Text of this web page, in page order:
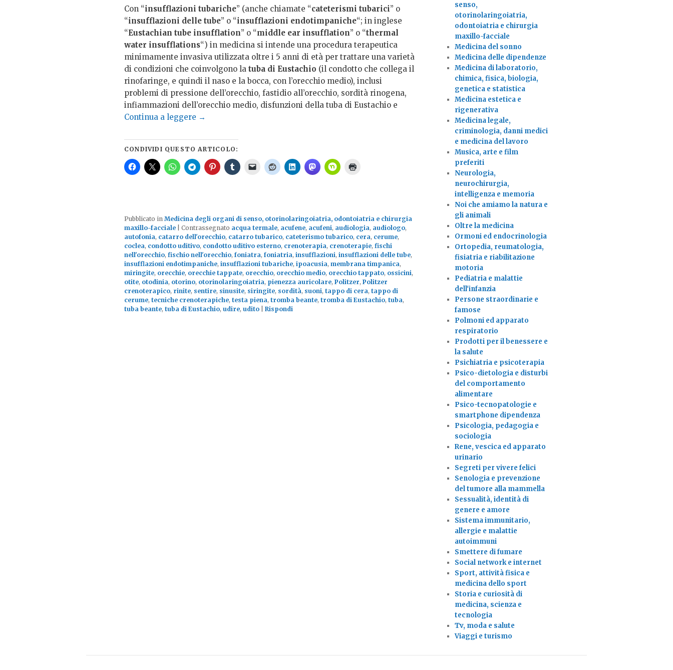
Con “insufflazioni tubariche” (anche chiamate “cateterismi tubarici” o
“insufflazioni delle tube” o “insufflazioni endotimpaniche“; in inglese
“Eustachian tube insufflation” o “middle ear insufflation” o “thermal
water insufflations“) in medicina si intende una procedura terapeutica
minimamente invasiva utilizzata oltre i 5 anni di età per trattare una varietà
di condizioni che coinvolgono la tuba di Eustachio (il condotto che collega il
rinofaringe, e quindi il naso e la bocca, con l’orecchio medio), inclusi
problemi di pressione dell’orecchio, fastidio all’orecchio, sordità rinogena,
infiammazioni dell’orecchio medio, disfunzioni della tuba di Eustachio e
Continua a leggere →
CONDIVIDI QUESTO ARTICOLO:
Pubblicato in Medicina degli organi di senso, otorinolaringoiatria, odontoiatria e chirurgia
maxillo-facciale
Contrassegnato acqua termale, acufene, acufeni, audiologia, audiologo,
autofonia, catarro dell'orecchio, catarro tubarico, cateterismo tubarico, cera, cerume,
coclea, condotto uditivo, condotto uditivo esterno, crenoterapia, crenoterapie, fischi
nell'orecchio, fischio nell'orecchio, foniatra, foniatria, insufflazioni, insufflazioni delle tube,
insufflazioni endotimpaniche, insufflazioni tubariche, ipoacusia, membrana timpanica,
miringite, orecchie, orecchie tappate, orecchio, orecchio medio, orecchio tappato, ossicini,
otite, otodinia, otorino, otorinolaringoiatria, pienezza auricolare, Politzer, Politzer
crenoterapico, rinite, sentire, sinusite, siringite, sordità, suoni, tappo di cera, tappo di
cerume, tecniche crenoterapiche, testa piena, tromba beante, tromba di Eustachio, tuba,
tuba beante, tuba di Eustachio, udire, udito Rispondi
senso,
otorinolaringoiatria,
odontoiatria e chirurgia
maxillo-facciale
Medicina del sonno
Medicina delle dipendenze
Medicina di laboratorio,
chimica, fisica, biologia,
genetica e statistica
Medicina estetica e
rigenerativa
Medicina legale,
criminologia, danni medici
e medicina del lavoro
Musica, arte e film
preferiti
Neurologia,
neurochirurgia,
intelligenza e memoria
Noi che amiamo la natura e
gli animali
Oltre la medicina
Ormoni ed endocrinologia
Ortopedia, reumatologia,
fisiatria e riabilitazione
motoria
Pediatria e malattie
dell'infanzia
Persone straordinarie e
famose
Polmoni ed apparato
respiratorio
Prodotti per il benessere e
la salute
Psichiatria e psicoterapia
Psico-dietologia e disturbi
del comportamento
alimentare
Psico-tecnopatologie e
smartphone dipendenza
Psicologia, pedagogia e
sociologia
Rene, vescica ed apparato
urinario
Segreti per vivere felici
Senologia e prevenzione
del tumore alla mammella
Sessualità, identità di
genere e amore
Sistema immunitario,
allergie e malattie
autoimmuni
Smettere di fumare
Social network e internet
Sport, attività fisica e
medicina dello sport
Storia e curiosità di
medicina, scienza e
tecnologia
Tv, moda e salute
Viaggi e turismo